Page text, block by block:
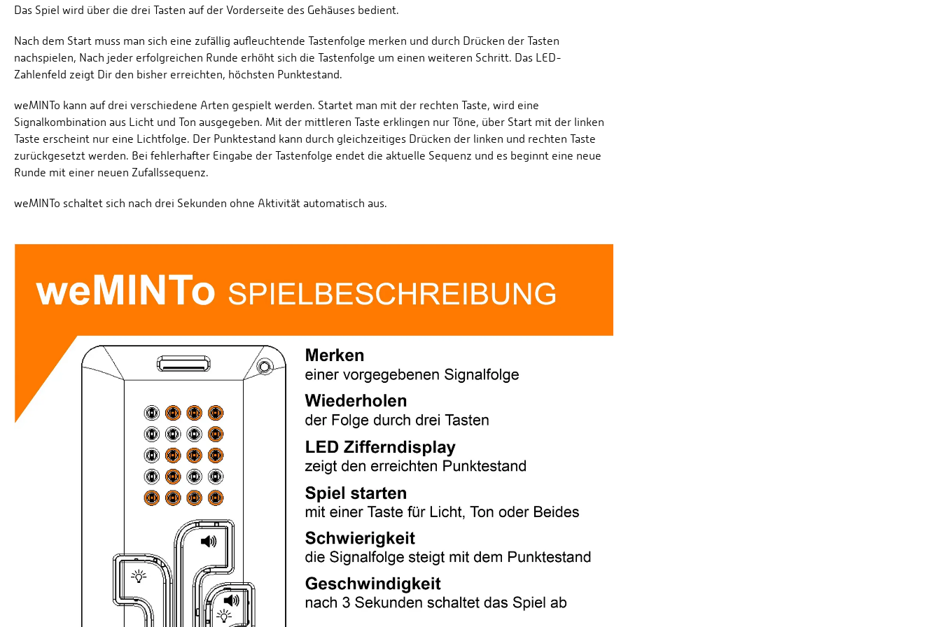
Das Spiel wird über die drei Tasten auf der Vorderseite des Gehäuses bedient.
Nach dem Start muss man sich eine zufällig aufleuchtende Tastenfolge merken und durch Drücken der Tasten
nachspielen, Nach jeder erfolgreichen Runde erhöht sich die Tastenfolge um einen weiteren Schritt. Das LED-
Zahlenfeld zeigt Dir den bisher erreichten, höchsten Punktestand.
weMINTo kann auf drei verschiedene Arten gespielt werden. Startet man mit der rechten Taste, wird eine
Signalkombination aus Licht und Ton ausgegeben. Mit der mittleren Taste erklingen nur Töne, über Start mit der linken
Taste erscheint nur eine Lichtfolge. Der Punktestand kann durch gleichzeitiges Drücken der linken und rechten Taste
zurückgesetzt werden. Bei fehlerhafter Eingabe der Tastenfolge endet die aktuelle Sequenz und es beginnt eine neue
Runde mit einer neuen Zufallssequenz.
weMINTo schaltet sich nach drei Sekunden ohne Aktivität automatisch aus.